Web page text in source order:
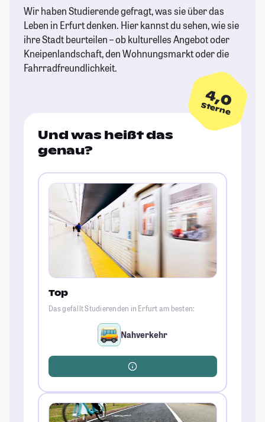
Wir haben Studierende gefragt, was sie über das
Leben in Erfurt denken. Hier kannst du sehen, wie sie
ihre Stadt beurteilen – ob kulturelles Angebot oder
Kneipenlandschaft, den Wohnungsmarkt oder die
Fahrradfreundlichkeit.
4,0
Sterne
Und was heißt das
genau?
Top
Das gefällt Studierenden in Erfurt am besten:
Nahverkehr